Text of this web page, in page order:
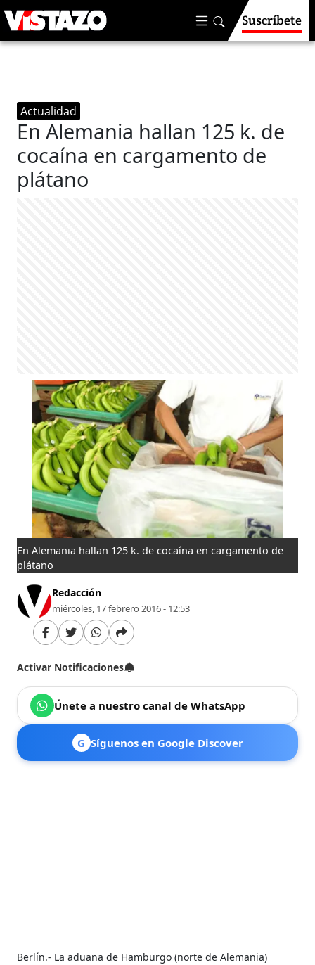
Suscríbete
Actualidad
En Alemania hallan 125 k. de
cocaína en cargamento de
plátano
En Alemania hallan 125 k. de cocaína en cargamento de
plátano
Redacción
miércoles, 17 febrero 2016 - 12:53
Activar Notificaciones
Únete a nuestro canal de WhatsApp
G Síguenos en Google Discover
Berlín.- La aduana de Hamburgo (norte de Alemania)